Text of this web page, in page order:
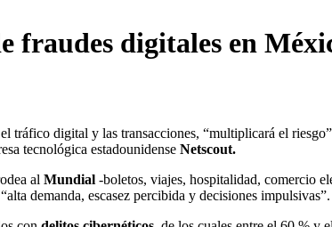
digitales en
tráfico digital y las transacciones, “multiplicará el
tecnológica estadounidense Netscout.
al Mundial -boletos, viajes, hospitalidad, comercio
demanda, escasez percibida y decisiones impulsivas”.